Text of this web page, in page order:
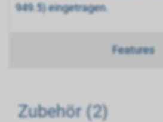
949.5) eingetragen.
Features
Zubehör (2)